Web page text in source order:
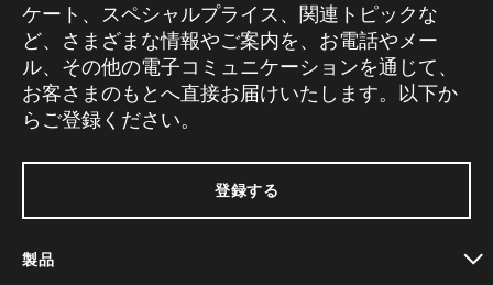
ケート、スペシャルプライス、関連トピックな
ど、さまざまな情報やご案内を、お電話やメー
ル、その他の電子コミュニケーションを通じて、
お客さまのもとへ直接お届けいたします。以下か
らご登録ください。
登録する
製品